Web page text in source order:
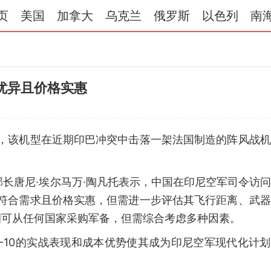
美国 加拿大 乌克兰 俄罗斯 以色列 南
异且价格实惠
机型在近期印巴冲突中击落一架法国制造的阵风战
唐尼·埃尔马万·陶凡托表示，中国在印尼空军司令访
合需求且价格实惠，但需进一步评估其飞行距离、武
从任何国家采购军备，但需综合考虑多种因素。
的实战表现和成本优势使其成为印尼空军现代化计